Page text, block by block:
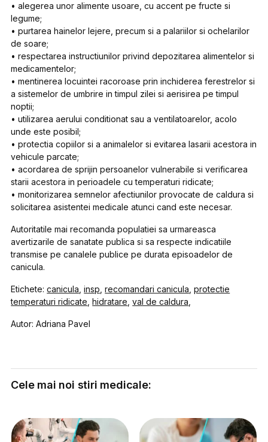
• alegerea unor alimente usoare, cu accent pe fructe si
legume;
• purtarea hainelor lejere, precum si a palariilor si ochelarilor
de soare;
• respectarea instructiunilor privind depozitarea alimentelor si
medicamentelor;
• mentinerea locuintei racoroase prin inchiderea ferestrelor si
a sistemelor de umbrire in timpul zilei si aerisirea pe timpul
noptii;
• utilizarea aerului conditionat sau a ventilatoarelor, acolo
unde este posibil;
• protectia copiilor si a animalelor si evitarea lasarii acestora in
vehicule parcate;
• acordarea de sprijin persoanelor vulnerabile si verificarea
starii acestora in perioadele cu temperaturi ridicate;
• monitorizarea semnelor afectiunilor provocate de caldura si
solicitarea asistentei medicale atunci cand este necesar.
Autoritatile mai recomanda populatiei sa urmareasca
avertizarile de sanatate publica si sa respecte indicatiile
transmise pe canalele publice pe durata episoadelor de
canicula.
Etichete:canicula ,insp ,recomandari canicula ,protectie
temperaturi ridicate ,hidratare ,val de caldura
Autor: Adriana Pavel
Cele mai noi stiri medicale: